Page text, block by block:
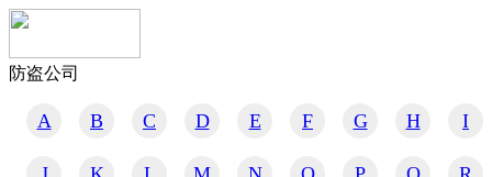
防盗公司
A B C D E F G H I